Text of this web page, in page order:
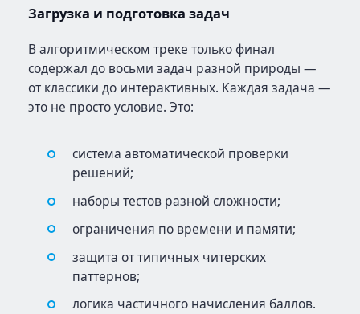
Загрузка и подготовка задач
В алгоритмическом треке только финал
содержал до восьми задач разной природы —
от классики до интерактивных. Каждая задача —
это не просто условие. Это:
система автоматической проверки
решений;
наборы тестов разной сложности;
ограничения по времени и памяти;
защита от типичных читерских
паттернов;
логика частичного начисления баллов.